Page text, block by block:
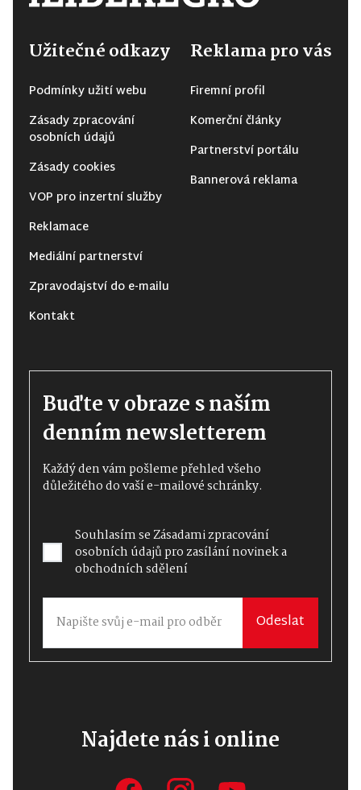
Užitečné odkazy
Podmínky užití webu
Zásady zpracování
osobních údajů
Zásady cookies
VOP pro inzertní služby
Reklamace
Mediální partnerství
Zpravodajství do e-mailu
Kontakt
Reklama pro vás
Firemní profil
Komerční články
Partnerství portálu
Bannerová reklama
Buďte v obraze s naším
denním newsletterem
Každý den vám pošleme přehled všeho
důležitého do vaší e-mailové schránky.
Souhlasím seZásadami zpracování
osobních údajůpro zasílání novinek a
obchodních sdělení
Odeslat
Najdete nás i online